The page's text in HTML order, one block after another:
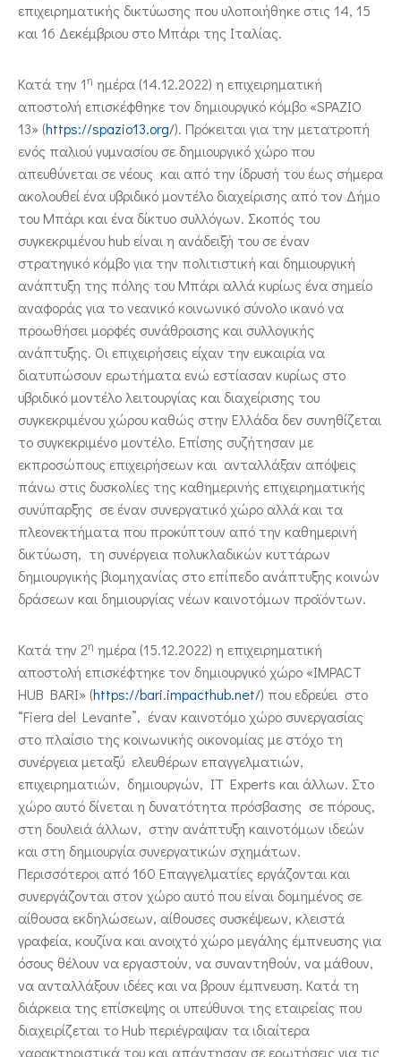
επιχειρηματικής δικτύωσης που υλοποιήθηκε στις 14, 15
και 16 Δεκέμβριου στο Μπάρι της Ιταλίας.
Κατά την 1η ημέρα (14.12.2022) η επιχειρηματική
αποστολή επισκέφθηκε τον δημιουργικό κόμβο «SPAZIO
13» (https://spazio13.org/). Πρόκειται για την μετατροπή
ενός παλιού γυμνασίου σε δημιουργικό χώρο που
απευθύνεται σε νέους και από την ίδρυσή του έως σήμερα
ακολουθεί ένα υβριδικό μοντέλο διαχείρισης από τον Δήμο
του Μπάρι και ένα δίκτυο συλλόγων. Σκοπός του
συγκεκριμένου hub είναι η ανάδειξή του σε έναν
στρατηγικό κόμβο για την πολιτιστική και δημιουργική
ανάπτυξη της πόλης του Μπάρι αλλά κυρίως ένα σημείο
αναφοράς για το νεανικό κοινωνικό σύνολο ικανό να
προωθήσει μορφές συνάθροισης και συλλογικής
ανάπτυξης. Οι επιχειρήσεις είχαν την ευκαιρία να
διατυπώσουν ερωτήματα ενώ εστίασαν κυρίως στο
υβριδικό μοντέλο λειτουργίας και διαχείρισης του
συγκεκριμένου χώρου καθώς στην Ελλάδα δεν συνηθίζεται
το συγκεκριμένο μοντέλο. Επίσης συζήτησαν με
εκπροσώπους επιχειρήσεων και ανταλλάξαν απόψεις
πάνω στις δυσκολίες της καθημερινής επιχειρηματικής
συνύπαρξης σε έναν συνεργατικό χώρο αλλά και τα
πλεονεκτήματα που προκύπτουν από την καθημερινή
δικτύωση, τη συνέργεια πολυκλαδικών κυττάρων
δημιουργικής βιομηχανίας στο επίπεδο ανάπτυξης κοινών
δράσεων και δημιουργίας νέων καινοτόμων προϊόντων.
Κατά την 2η ημέρα (15.12.2022) η επιχειρηματική
αποστολή επισκέφτηκε τον δημιουργικό χώρο «IMPACT
HUB BARI» (https://bari.impacthub.net/) που εδρεύει στο
“Fiera del Levante”, έναν καινοτόμο χώρο συνεργασίας
στο πλαίσιο της κοινωνικής οικονομίας με στόχο τη
συνέργεια μεταξύ ελευθέρων επαγγελματιών,
επιχειρηματιών, δημιουργών, IT Experts και άλλων. Στο
χώρο αυτό δίνεται η δυνατότητα πρόσβασης σε πόρους,
στη δουλειά άλλων, στην ανάπτυξη καινοτόμων ιδεών
και στη δημιουργία συνεργατικών σχημάτων.
Περισσότεροι από 160 Επαγγελματίες εργάζονται και
συνεργάζονται στον χώρο αυτό που είναι δομημένος σε
αίθουσα εκδηλώσεων, αίθουσες συσκέψεων, κλειστά
γραφεία, κουζίνα και ανοιχτό χώρο μεγάλης έμπνευσης για
όσους θέλουν να εργαστούν, να συναντηθούν, να μάθουν,
να ανταλλάξουν ιδέες και να βρουν έμπνευση. Κατά τη
διάρκεια της επίσκεψης οι υπεύθυνοι της εταιρείας που
διαχειρίζεται το Hub περιέγραψαν τα ιδιαίτερα
χαρακτηριστικά του και απάντησαν σε ερωτήσεις για τις